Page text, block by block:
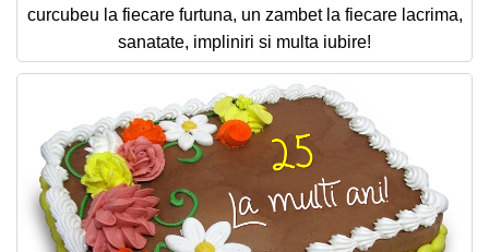
curcubeu la fiecare furtuna, un zambet la fiecare lacrima,
sanatate, impliniri si multa iubire!